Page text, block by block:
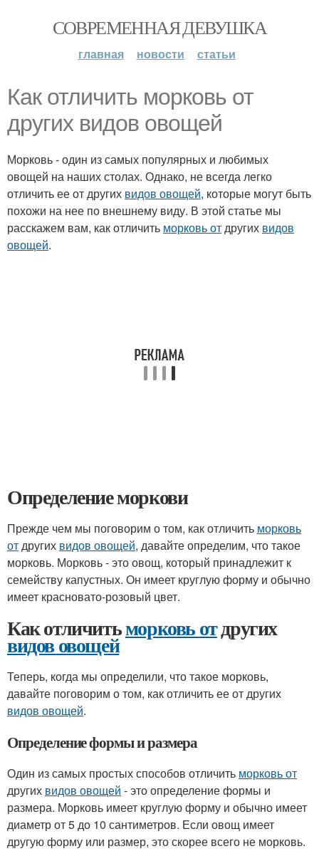
СОВРЕМЕННАЯ ДЕВУШКА
главная новости статьи
Как отличить морковь от
других видов овощей
Морковь - один из самых популярных и любимых
овощей на наших столах. Однако, не всегда легко
отличить ее от других видов овощей, которые могут быть
похожи на нее по внешнему виду. В этой статье мы
расскажем вам, как отличить морковь отдругих видов
овощей.
Определение моркови
Прежде чем мы поговорим о том, как отличить морковь
отдругих видов овощей, давайте определим, что такое
морковь. Морковь - это овощ, который принадлежит к
семейству капустных. Он имеет круглую форму и обычно
имеет красновато-розовый цвет.
Как отличитьморковь отдругих
видов овощей
Теперь, когда мы определили, что такое морковь,
давайте поговорим о том, как отличить ее от других
видов овощей.
Определение формы и размера
Один из самых простых способов отличить морковь от
других видов овощей - это определение формы и
размера. Морковь имеет круглую форму и обычно имеет
диаметр от 5 до 10 сантиметров. Если овощ имеет
другую форму или размер, это скорее всего не морковь.